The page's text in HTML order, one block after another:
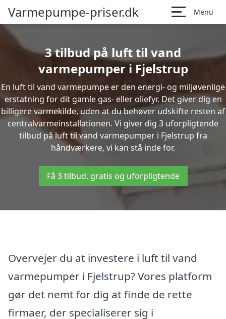
Varmepumpe-priser.dk Menu
3 tilbud på luft til vand
varmepumper i Fjelstrup
En luft til vand varmepumpe er den energi- og miljøvenlige
erstatning for dit gamle gas- eller oliefyr. Det giver dig en
billigere varmekilde, uden at du behøver udskifte resten af
centralvarmeinstallationen. Vi giver dig 3 uforpligtende
tilbud på luft til vand varmepumper i Fjelstrup fra
håndværkere, vi kan stå inde for.
Få 3 tilbud, gratis og uforpligtende
Overvejer du at investere i luft til vand
varmepumper i Fjelstrup? Vores platform
gør det nemt for dig at finde de rette
firmaer, der specialiserer sig i